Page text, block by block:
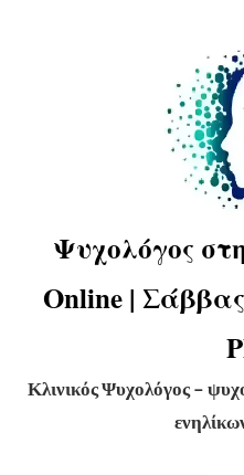
Ψυχολόγος
Online |
Κλινικός Ψυχολόγος –